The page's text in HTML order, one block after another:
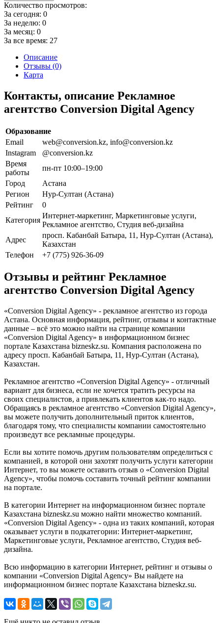
Количество просмотров:
За сегодня: 0
За неделю: 0
За месяц: 0
За все время: 27
Описание
Отзывы (0)
Карта
Контакты, описание Рекламное
агентство Conversion Digital Agency
Образование
Email
web@conversion.kz, info@conversion.kz
Instagram
@conversion.kz
Время
работы
пн-пт 10:00–19:00
Город
Астана
Регион
Нур-Султан (Астана)
Рейтинг
0
Категория
Интернет-маркетинг, Маркетинговые услуги,
Рекламное агентство, Студия веб-дизайна
Адрес
просп. Кабанбай Батыра, 11, Нур-Султан (Астана),
Казахстан
Телефон
+7 (775) 926-36-09
Отзывы и рейтинг Рекламное
агентство Conversion Digital Agency
«Conversion Digital Agency» - рекламное агентство из города
Астана. Основная информация, рейтинг, отзывы и контактные
данные – всё это можно найти на странице компании
«Conversion Digital Agency» в информационном бизнес
портале Казахстана bizneskz.su. Компания расположена по
адресу просп. Кабанбай Батыра, 11, Нур-Султан (Астана),
Казахстан.
Рекламное агентство «Conversion Digital Agency» - отличный
вариант для бизнеса, если не хочется тратить ресурсы на
своих специалистов, а привлекать клиентов как-то надо.
Обращаясь в рекламное агентство «Conversion Digital Agency»,
вы можете получить дополнительный приток клиентов,
благодаря тому, что специалисты компании самостоятельно
произведут все рекламные процедуры.
Если вы хотите помочь другим пользователям определиться с
компанией, в которой они захотят получить услуги категории
Интернет, то вы можете оставить отзыв о «Conversion Digital
Agency», чтобы помочь составить точный рейтинг компании
на портале.
В категории Интернет на информационном бизнес портале
Казахстана bizneskz.su можно найти множество компаний.
«Conversion Digital Agency» - одна из таких компаний, которая
оказывает услуги в подкатегории: Интернет-маркетинг,
Маркетинговые услуги, Рекламное агентство, Студия веб-
дизайна.
Всю информацию в категории Интернет, рейтинг и отзывы о
компании «Conversion Digital Agency» Вы найдете на
информационном бизнес портале Казахстана bizneskz.su.